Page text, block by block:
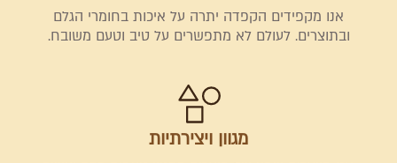
אנו מקפידים הקפדה יתרה על איכות בחומרי הגלם
ובתוצרים. לעולם לא מתפשרים על טיב וטעם משובח.
מגוון ויצירתיות​